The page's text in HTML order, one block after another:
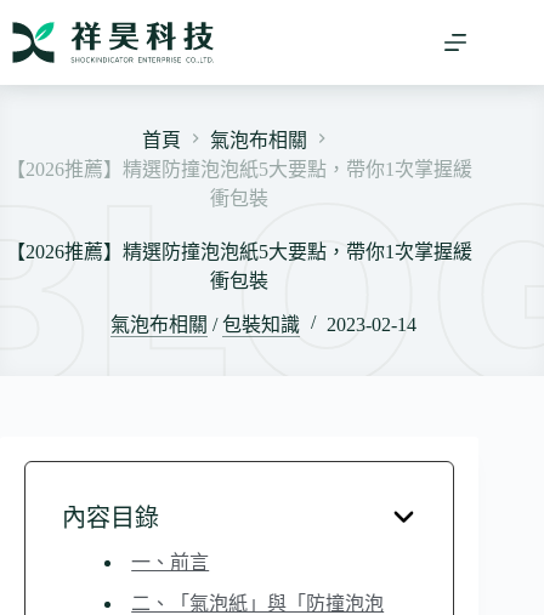
首頁
氣泡布相關
【2026推薦】精選防撞泡泡紙5大要點，帶你1次掌握緩
衝包裝
【2026推薦】精選防撞泡泡紙5大要點，帶你1次掌握緩
衝包裝
氣泡布相關 /包裝知識 2023-02-14
內容目錄
一、前言
二、「氣泡紙」與「防撞泡泡